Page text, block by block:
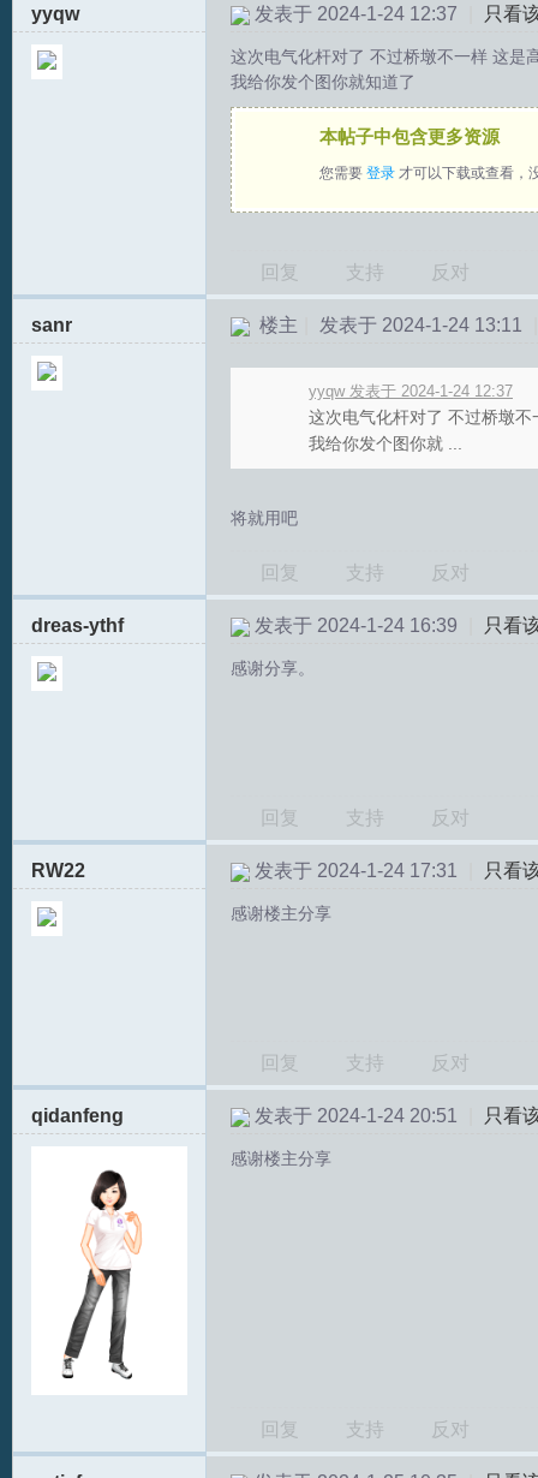
S
yyqw 发表于 2024-1-24 12:37 只看
这次电气化杆对了 不过桥墩不一样 这是
我给你发个图你就知道了
本帖子中包含更多资源
您需要 登录 才可以下载或查看，
回复 支持 反对
sanr 楼主 发表于 2024-1-24 13:11
yyqw 发表于 2024-1-24 12:37
这次电气化杆对了 不过桥墩
我给你发个图你就 ...
将就用吧
回复 支持 反对
dreas-ythf 发表于 2024-1-24 16:39 只看
感谢分享。
回复 支持 反对
RW22 发表于 2024-1-24 17:31 只看
感谢楼主分享
回复 支持 反对
qidanfeng 发表于 2024-1-24 20:51 只看
感谢楼主分享
回复 支持 反对